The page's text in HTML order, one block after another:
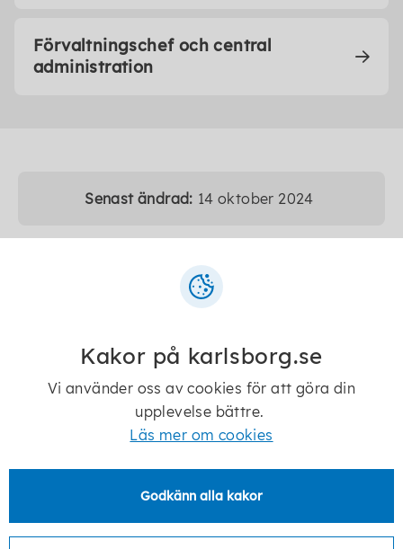
Förvaltningschef och central
administration
Senast ändrad: 14 oktober 2024
Postadress:
Karlsborgs kommun
546 82 Karlsborg
Storgatan 16
Kakor på karlsborg.se
Vi använder oss av cookies för att göra din
upplevelse bättre.
Läs mer om cookies
Godkänn alla kakor